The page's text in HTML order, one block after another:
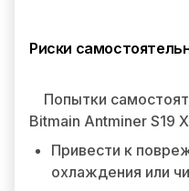
Риски
Попытки
Bitmain Antminer S19
Привести к
охлаждения или